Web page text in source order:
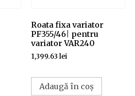
Roata fixa variator
PF355/46| pentru
variator VAR240
1,399.63 lei
Adaugă în coș